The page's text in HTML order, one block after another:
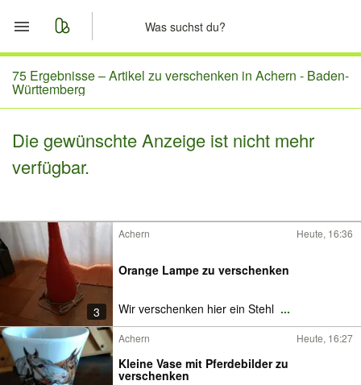
Start
Merkliste
Nachrichten
75 Ergebnisse –Artikel zu verschenken in Achern - Baden-
Württemberg
Die gewünschte Anzeige ist nicht mehr
verfügbar.
3
Achern Heute, 16:36
Orange Lampe zu verschenken
Wir verschenken hier ein Stehl ...
Achern Heute, 16:27
Kleine Vase mit Pferdebilder zu
verschenken